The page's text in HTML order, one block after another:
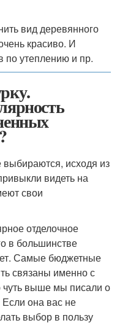
вид деревянного
красиво. И
по утеплению и пр.
исходя из
видеть на
свои
отделочное
в большинстве
Самые бюджетные
связаны именно с
выше мы писали о
она вас не
выбор в пользу